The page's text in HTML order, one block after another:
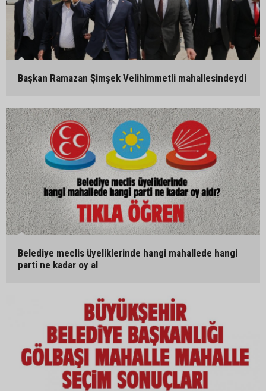
Başkan Ramazan Şimşek Velihimmetli mahallesindeydi
Belediye meclis üyeliklerinde hangi mahallede hangi
parti ne kadar oy al